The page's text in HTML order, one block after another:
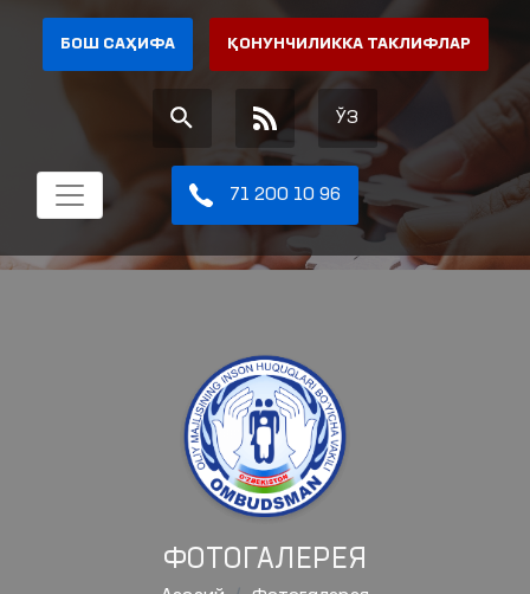
БОШ САҲИФА ҚОНУНЧИЛИККА ТАКЛИФЛАР
ЎЗ
71 200 10 96
ФОТОГАЛЕРЕЯ